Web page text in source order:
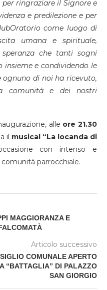
ringraziare il Signore e
e predilezione e per
come luogo di
umana e spirituale,
che tanti sogni
insieme e condividendo le
ognuno di noi ha ricevuto,
comunità e dei nostri
alle ore 21.30
il musical “La locanda di
con intenso e
parrocchiale.
MAGGIORANZA E
Articolo successivo
COMUNALE APERTO
“BATTAGLIA” DI PALAZZO
SAN GIORGIO